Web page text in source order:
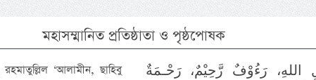
মহাসম্মানিত প্রতিষ্ঠাতা ও পৃষ্ঠপোষক
‘আলামীন, ছাহিবু
اللهِ، رَءُوْفٌ رَّحِيْمٌ، رَحْـمَةٌ